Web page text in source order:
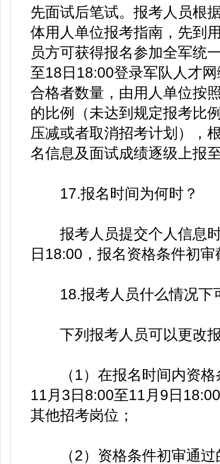
先面试后笔试。报考人员根
体用人单位报考指南，先到
员方可获得报名参加全军统
至18日18:00登录军队人才
合格者数量，由用人单位按
的比例（未达到规定报考比
压减或者取消招考计划），
名信息及面试成绩逐级上报
17.报名时间为何时？
报考人员提交个人信息时
日18:00，报名资格条件初
18.报考人员什么情况下
下列报考人员可以更改
（1）在报名时间内资格
11月3日8:00至11月9日
其他招考岗位；
（2）资格条件初审通过